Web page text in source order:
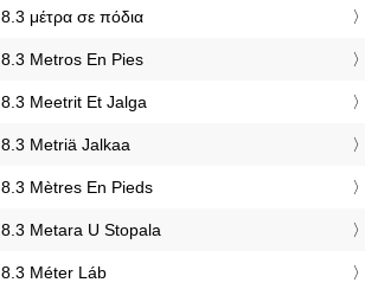
‎8.3 μέτρα σε πόδια
‎8.3 Metros En Pies
‎8.3 Meetrit Et Jalga
‎8.3 Metriä Jalkaa
‎8.3 Mètres En Pieds
‎8.3 Metara U Stopala
‎8.3 Méter Láb